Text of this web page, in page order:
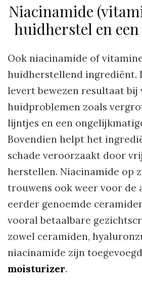
Niacinamide
huidherstel en
Ook niacinamide of
huidherstellend ingrediënt.
levert bewezen resultaat bij
huidproblemen zoals
lijntjes en een
Bovendien helpt het
schade veroorzaakt door
herstellen. Niacinamide op
trouwens ook weer voor de
eerder genoemde
vooral betaalbare
zowel ceramiden,
niacinamide zijn
moisturizer.